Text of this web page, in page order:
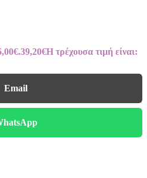
39,20€Η τρέχουσα τιμή είναι:
Email